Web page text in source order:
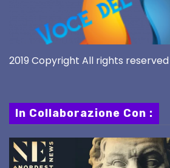
2019 Copyright All rights reserved
In Collaborazione Con :